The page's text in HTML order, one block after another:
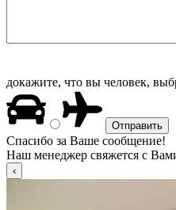
докажите, что вы человек,
Спасибо за Ваше сообщение!
Наш менеджер свяжется с